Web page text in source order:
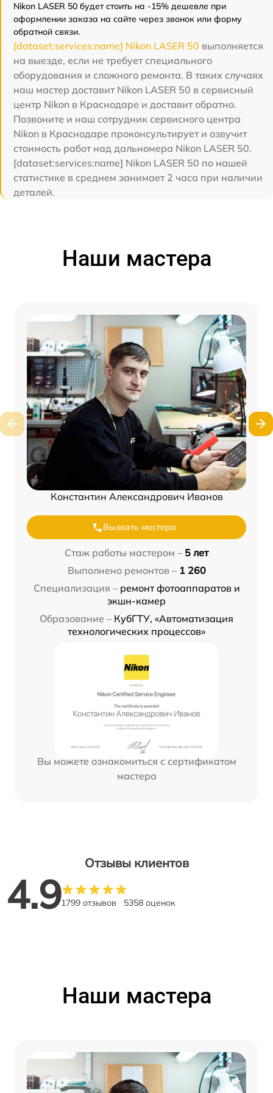
Nikon LASER 50 будет стоить на -15% дешевле при
оформлении заказа на сайте через звонок или форму
обратной связи.
[dataset:services:name] Nikon LASER 50 выполняется
на выезде, если не требует специального
оборудования и сложного ремонта. В таких случаях
наш мастер доставит Nikon LASER 50 в сервисный
центр Nikon в Краснодаре и доставит обратно.
Позвоните и наш сотрудник сервисного центра
Nikon в Краснодаре проконсультирует и озвучит
стоимость работ над дальномера Nikon LASER 50.
[dataset:services:name] Nikon LASER 50 по нашей
статистике в среднем занимает 2 часа при наличии
деталей.
Наши мастера
Константин Александрович Иванов
Вызвать мастера
Стаж работы мастером – 5 лет
Выполнено ремонтов – 1 260
Специализация – ремонт фотоаппаратов и
экшн-камер
Образование – КубГТУ, «Автоматизация
технологических процессов»
Вы можете ознакомиться с сертификатом
мастера
Отзывы клиентов
4.91799 отзывов 5358 оценок
Наши мастера